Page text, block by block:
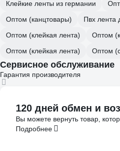
Клейкие ленты из германии
Оптом (канцтовары)
Пвх лента
Оптом (клейкая лента)
Оптом
Оптом (клейкая лента)
Оптом
Сервисное обслуживание
Гарантия производителя
120 дней обмен и
Вы можете вернуть товар,
Подробнее